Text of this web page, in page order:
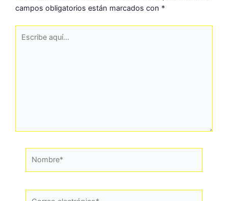
campos obligatorios están marcados con *